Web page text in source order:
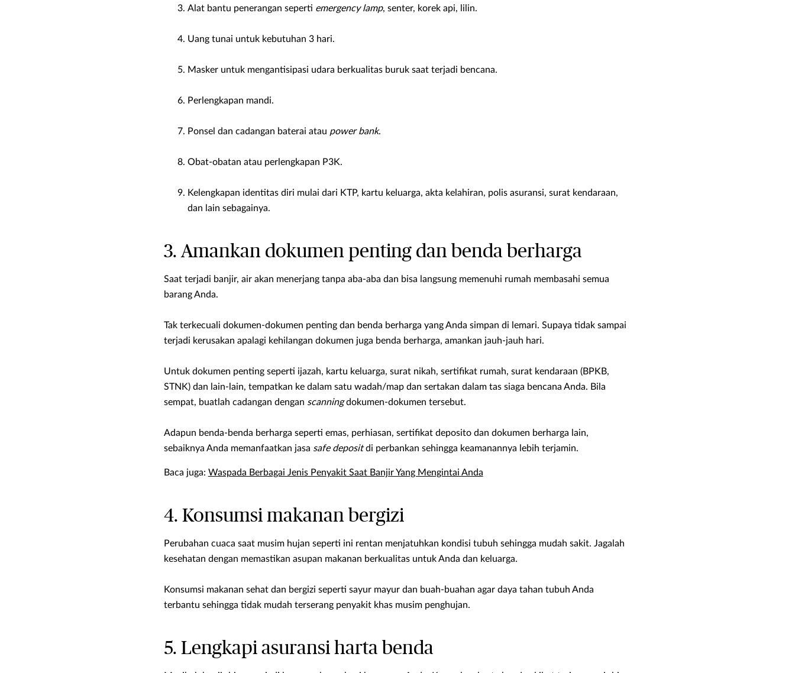
Alat bantu penerangan seperti emergency lamp, senter, korek api, lilin.
Uang tunai untuk kebutuhan 3 hari.
Masker untuk mengantisipasi udara berkualitas buruk saat terjadi bencana.
Perlengkapan mandi.
Ponsel dan cadangan baterai atau power bank.
Obat-obatan atau perlengkapan P3K.
Kelengkapan identitas diri mulai dari KTP, kartu keluarga, akta kelahiran, polis asuransi, surat kendaraan,
dan lain sebagainya.
3. Amankan dokumen penting dan benda berharga
Saat terjadi banjir, air akan menerjang tanpa aba-aba dan bisa langsung memenuhi rumah membasahi semua
barang Anda.
Tak terkecuali dokumen-dokumen penting dan benda berharga yang Anda simpan di lemari. Supaya tidak sampai
terjadi kerusakan apalagi kehilangan dokumen juga benda berharga, amankan jauh-jauh hari.
Untuk dokumen penting seperti ijazah, kartu keluarga, surat nikah, sertifikat rumah, surat kendaraan (BPKB,
STNK) dan lain-lain, tempatkan ke dalam satu wadah/map dan sertakan dalam tas siaga bencana Anda. Bila
sempat, buatlah cadangan dengan scanningdokumen-dokumen tersebut.
Adapun benda-benda berharga seperti emas, perhiasan, sertifikat deposito dan dokumen berharga lain,
sebaiknya Anda memanfaatkan jasa safe depositdi perbankan sehingga keamanannya lebih terjamin.
Baca juga: Waspada Berbagai Jenis Penyakit Saat Banjir Yang Mengintai Anda
4. Konsumsi makanan bergizi
Perubahan cuaca saat musim hujan seperti ini rentan menjatuhkan kondisi tubuh sehingga mudah sakit. Jagalah
kesehatan dengan memastikan asupan makanan berkualitas untuk Anda dan keluarga.
Konsumsi makanan sehat dan bergizi seperti sayur mayur dan buah-buahan agar daya tahan tubuh Anda
terbantu sehingga tidak mudah terserang penyakit khas musim penghujan.
5. Lengkapi asuransi harta benda